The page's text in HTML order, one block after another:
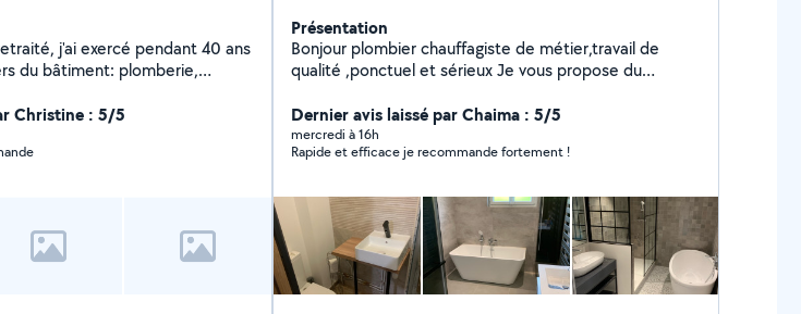
plomberie,
notamment en pose
mais aussi en jardinage et
Christine : 5/5
Présentation
Bonjour plombier chauffagiste de métier,travail de
qualité ,ponctuel et sérieux Je vous propose du
Réparation de fuites - Débouchage de canalisations -
Remplacement de robinetterie - Détection et
réparation de fuites - Remplacement / installation de
réparation fuite enterré - Recherche et dépannage
chauffage
Dernier avis laissé par Chaima : 5/5
mercredi à 16h
Rapide et efficace je recommande fortement !